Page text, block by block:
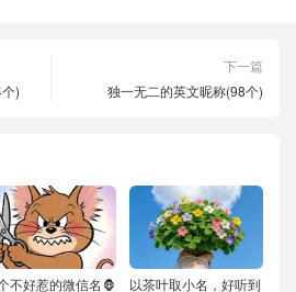
)
下一篇
独一无二的英文昵称(98个)
不好惹的微信名🦍 以茶叶取小名，好听到